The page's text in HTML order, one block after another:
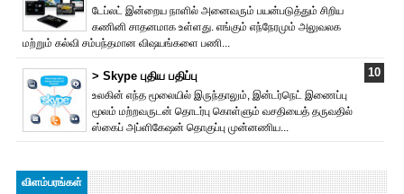
டேப்லட் இன்றைய நாளில் அனைவரும் பயன்படுத்தும் சிறிய
கணினி சாதனமாக உள்ளது. எங்கும் எந்நேரமும் அலுவலக
மற்றும் கல்வி சம்பந்தமான விஷயங்களை பணி...
> Skype புதிய பதிப்பு
உலகின் எந்த மூலையில் இருந்தாலும், இன்டர்நெட் இணைப்பு
மூலம் மற்றவருடன் தொடர்பு கொள்ளும் வசதியைத் தருவதில்
ஸ்கைப் அப்ளிகேஷன் தொகுப்பு முன்னணிய...
விளம்பரங்கள்